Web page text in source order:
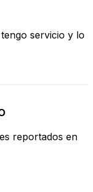
servicio y lo
reportados en